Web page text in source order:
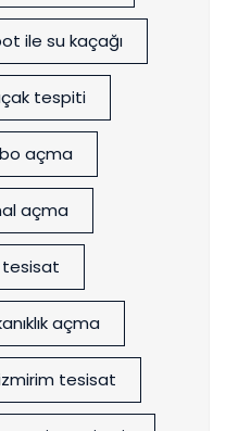
ile su kaçağı
tespiti
açma
açma
tesisat
açma
tesisat